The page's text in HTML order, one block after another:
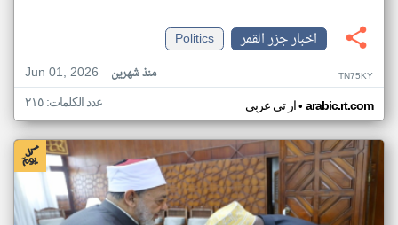
اخبار جزر القمر
Politics
Jun 01, 2026
منذ شهرين TN75KY
ار تي عربي• arabic.rt.com عدد الكلمات: ٢١٥